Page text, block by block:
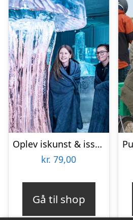
Oplev iskunst & isskulpturer
kr. 79,00
Gå til shop